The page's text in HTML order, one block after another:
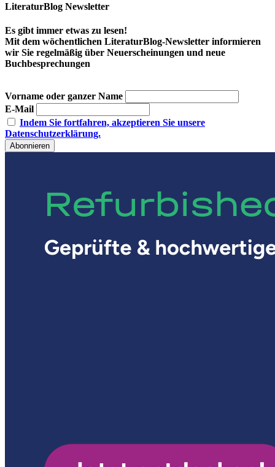
LiteraturBlog Newsletter
Es gibt immer etwas zu lesen!
Mit dem wöchentlichen LiteraturBlog-Newsletter informieren
wir Sie regelmäßig über Neuerscheinungen und neue
Buchbesprechungen
Vorname oder ganzer Name
E-Mail
Indem Sie fortfahren, akzeptieren Sie unsere
Datenschutzerklärung.